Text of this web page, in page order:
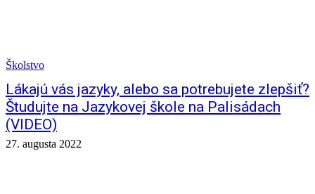
Školstvo
Lákajú vás jazyky, alebo sa potrebujete zlepšiť?
Študujte na Jazykovej škole na Palisádach
(VIDEO)
27. augusta 2022